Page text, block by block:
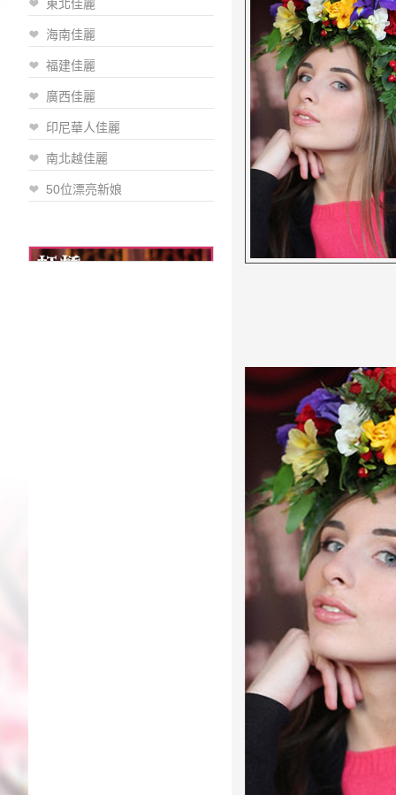
東北佳麗
海南佳麗
福建佳麗
廣西佳麗
印尼華人佳麗
南北越佳麗
50位漂亮新娘